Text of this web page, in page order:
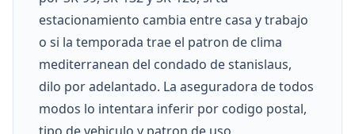
estacionamiento cambia entre casa y trabajo
o si la temporada trae el patron de clima
mediterranean del condado de stanislaus,
dilo por adelantado. La aseguradora de todos
modos lo intentara inferir por codigo postal,